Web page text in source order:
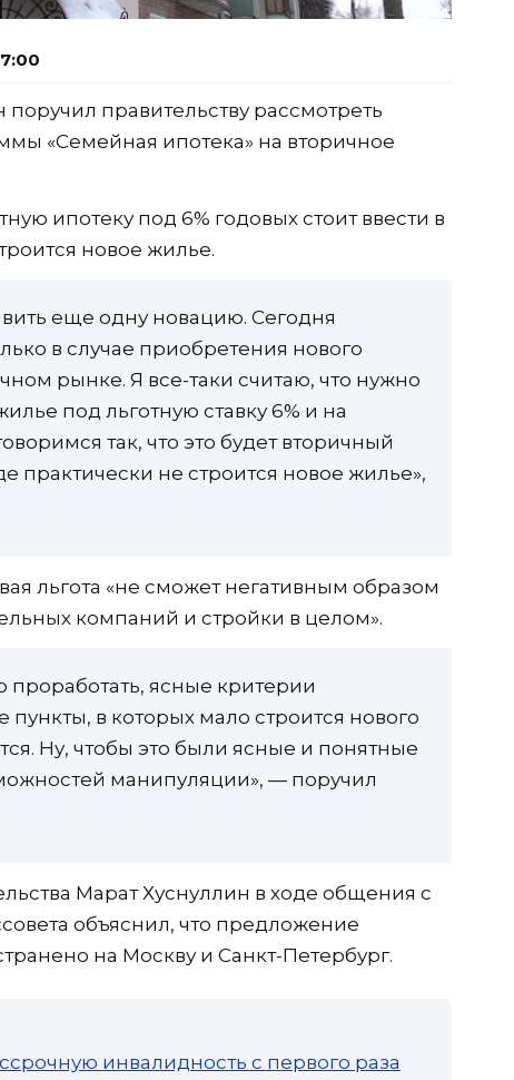
правительству рассмотреть
«Семейная ипотека» на вторичное
ипотеку под 6% годовых стоит ввести в
новое жилье.
еще одну новацию. Сегодня
в случае приобретения нового
рынке. Я все-таки считаю, что нужно
под льготную ставку 6% и на
так, что это будет вторичный
практически не строится новое жилье»,
льгота «не сможет негативным образом
компаний и стройки в целом».
проработать, ясные критерии
пункты, в которых мало строится нового
Ну, чтобы это были ясные и понятные
манипуляции», — поручил
Марат Хуснуллин в ходе общения с
объяснил, что предложение
на Москву и Санкт-Петербург.
инвалидность с первого раза